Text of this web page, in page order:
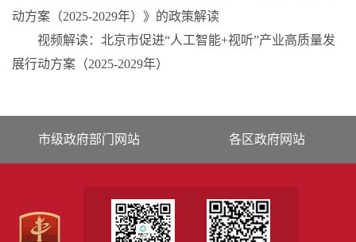
动方案（2025-2029年）》的政策解读
视频解读：北京市促进“人工智能+视听”产业高质量发
展行动方案（2025-2029年）
市级政府部门网站 各区政府网站